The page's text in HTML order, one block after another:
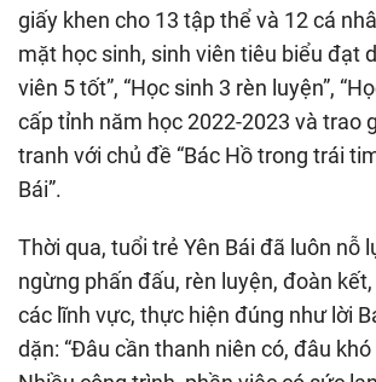
giấy khen cho 13 tập thể và 12 cá
mặt học sinh, sinh viên tiêu biểu đạt
viên 5 tốt”, “Học sinh 3 rèn luyện”,
cấp tỉnh năm học 2022-2023 và trao
tranh với chủ đề “Bác Hồ trong trái
Bái”.
Thời qua, tuổi trẻ Yên Bái đã luôn nỗ
ngừng phấn đấu, rèn luyện, đoàn
các lĩnh vực, thực hiện đúng như lời
dặn: “Đâu cần thanh niên có, đâu khó